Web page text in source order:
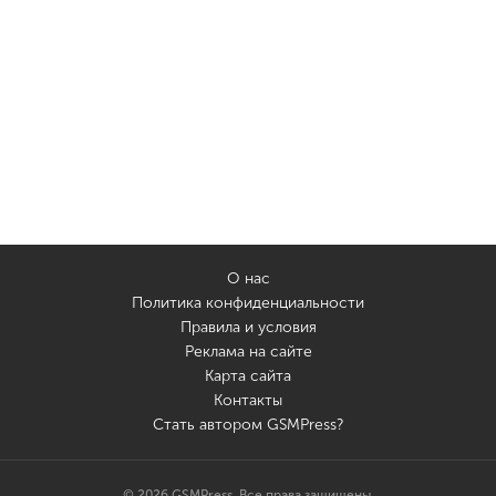
О нас
Политика конфиденциальности
Правила и условия
Реклама на сайте
Карта сайта
Контакты
Стать автором GSMPress?